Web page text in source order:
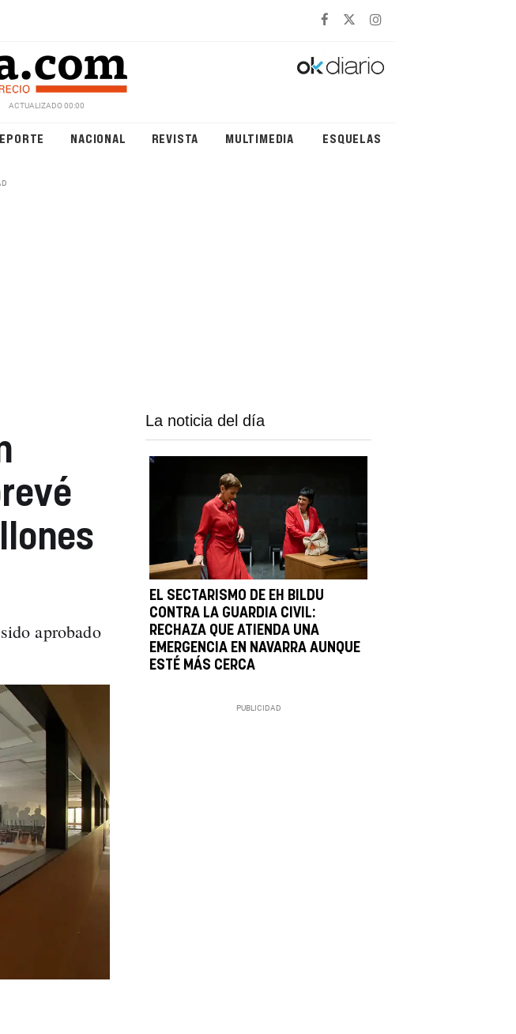
ACTUALIZADO 00:00
NACIONAL REVISTA MULTIMEDIA ESQUELAS
aprobado
La noticia del día
EL SECTARISMO DE EH BILDU
CONTRA LA GUARDIA CIVIL:
RECHAZA QUE ATIENDA UNA
EMERGENCIA EN NAVARRA AUNQUE
ESTÉ MÁS CERCA